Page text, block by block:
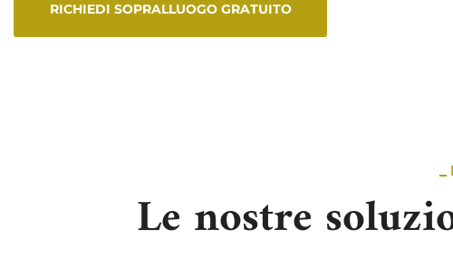
RICHIEDI SOPRALLUOGO GRATUITO
Le nostre